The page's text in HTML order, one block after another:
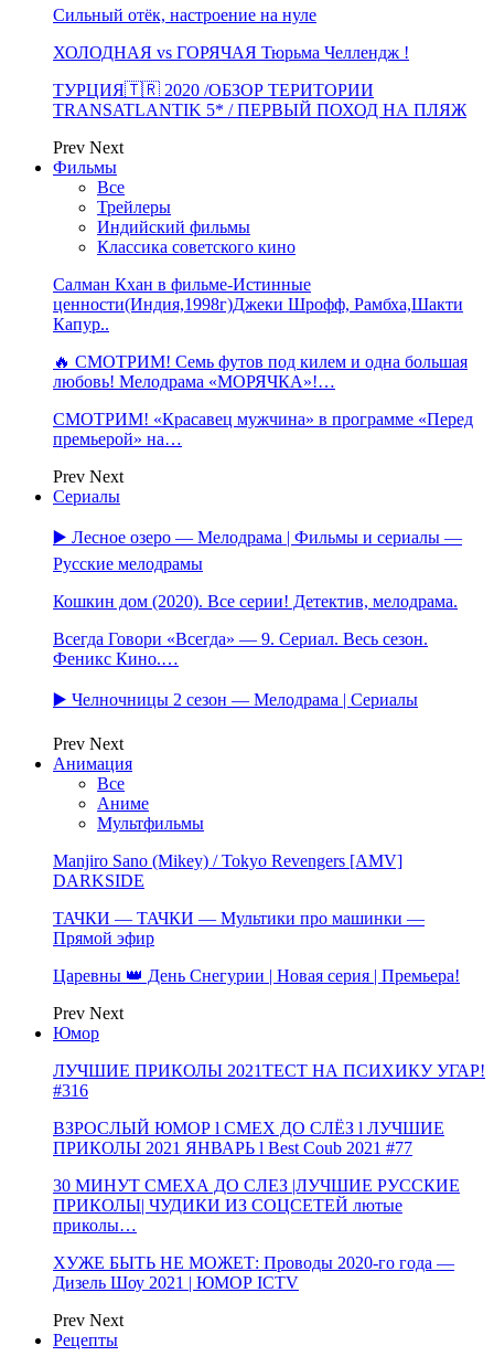
Сильный отёк, настроение на нуле
ХОЛОДНАЯ vs ГОРЯЧАЯ Тюрьма Челлендж !
ТУРЦИЯ🇹🇷 2020 /ОБЗОР ТЕРИТОРИИ
TRANSATLANTIK 5* / ПЕРВЫЙ ПОХОД НА ПЛЯЖ
Prev Next
Фильмы
Все
Трейлеры
Индийский фильмы
Классика советского кино
Салман Кхан в фильме-Истинные
ценности(Индия,1998г)Джеки Шрофф, Рамбха,Шакти
Капур..
🔥 СМОТРИМ! Семь футов под килем и одна большая
любовь! Мелодрама «МОРЯЧКА»!…
СМОТРИМ! «Красавец мужчина» в программе «Перед
премьерой» на…
Prev Next
Сериалы
▶️ Лесное озеро — Мелодрама | Фильмы и сериалы —
Русские мелодрамы
Кошкин дом (2020). Все серии! Детектив, мелодрама.
Всегда Говори «Всегда» — 9. Сериал. Весь сезон.
Феникс Кино.…
▶️ Челночницы 2 сезон — Мелодрама | Сериалы
Prev Next
Анимация
Все
Аниме
Мультфильмы
Manjiro Sano (Mikey) / Tokyo Revengers [AMV]
DARKSIDE
ТАЧКИ — ТАЧКИ — Мультики про машинки —
Прямой эфир
Царевны 👑 День Снегурии | Новая серия | Премьера!
Prev Next
Юмор
ЛУЧШИЕ ПРИКОЛЫ 2021ТЕСТ НА ПСИХИКУ УГАР!
#316
ВЗРОСЛЫЙ ЮМОР l СМЕХ ДО СЛЁЗ l ЛУЧШИЕ
ПРИКОЛЫ 2021 ЯНВАРЬ l Best Coub 2021 #77
30 МИНУТ СМЕХА ДО СЛЕЗ |ЛУЧШИЕ РУССКИЕ
ПРИКОЛЫ| ЧУДИКИ ИЗ СОЦСЕТЕЙ лютые
приколы…
ХУЖЕ БЫТЬ НЕ МОЖЕТ: Проводы 2020-го года —
Дизель Шоу 2021 | ЮМОР ICTV
Prev Next
Рецепты